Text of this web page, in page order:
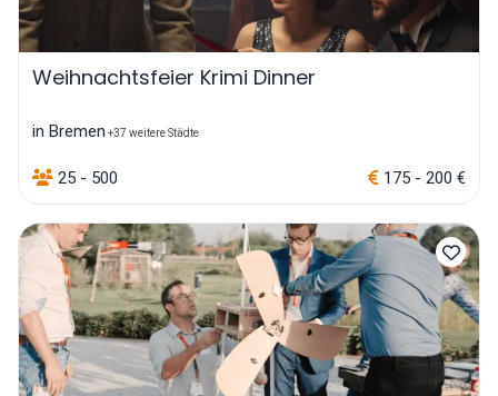
Weihnachtsfeier Krimi Dinner
in Bremen +37 weitere Städte
25 - 500 175 - 200 €